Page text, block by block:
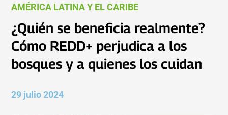
AMÉRICA LATINA Y EL CARIBE
¿Quién se beneficia realmente?
Cómo REDD+ perjudica a los
bosques y a quienes los cuidan
29 julio 2024